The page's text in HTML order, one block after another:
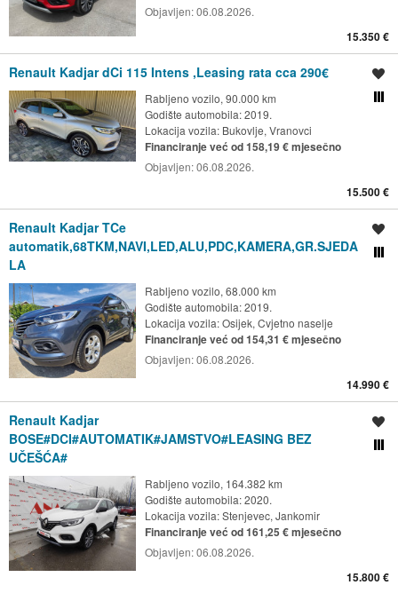
Objavljen:06.08.2026.
15.350 €
Renault Kadjar dCi 115 Intens ,Leasing rata cca 290€
Rabljeno vozilo, 90.000 km
Godište automobila: 2019.
Lokacija vozila: Bukovlje, Vranovci
Financiranje već od 158,19 € mjesečno
Objavljen:06.08.2026.
15.500 €
Renault Kadjar TCe
automatik,68TKM,NAVI,LED,ALU,PDC,KAMERA,GR.SJEDA
LA
Rabljeno vozilo, 68.000 km
Godište automobila: 2019.
Lokacija vozila:Osijek, Cvjetno naselje
Financiranje već od 154,31 € mjesečno
Objavljen:06.08.2026.
14.990 €
Renault Kadjar
BOSE#DCI#AUTOMATIK#JAMSTVO#LEASING BEZ
UČEŠĆA#
Rabljeno vozilo, 164.382 km
Godište automobila: 2020.
Lokacija vozila:Stenjevec, Jankomir
Financiranje već od 161,25 € mjesečno
Objavljen:06.08.2026.
15.800 €